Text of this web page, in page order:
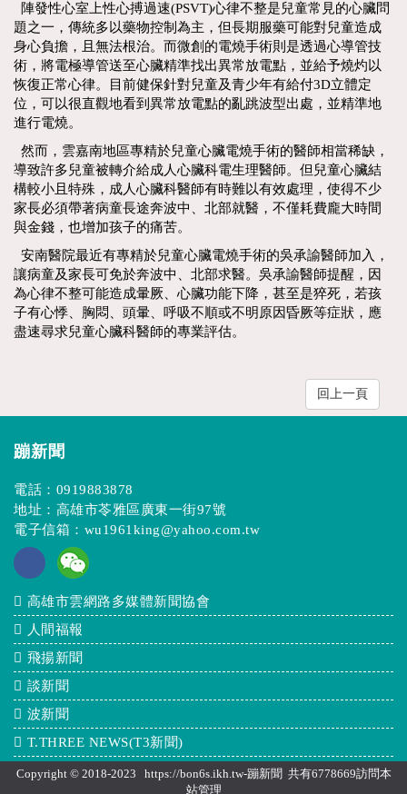
陣發性心室上性心搏過速(PSVT)心律不整是兒童常見的心臟問
題之一，傳統多以藥物控制為主，但長期服藥可能對兒童造成
身心負擔，且無法根治。而微創的電燒手術則是透過心導管技
術，將電極導管送至心臟精準找出異常放電點，並給予燒灼以
恢復正常心律。目前健保針對兒童及青少年有給付3D立體定
位，可以很直觀地看到異常放電點的亂跳波型出處，並精準地
進行電燒。
然而，雲嘉南地區專精於兒童心臟電燒手術的醫師相當稀缺，
導致許多兒童被轉介給成人心臟科電生理醫師。但兒童心臟結
構較小且特殊，成人心臟科醫師有時難以有效處理，使得不少
家長必須帶著病童長途奔波中、北部就醫，不僅耗費龐大時間
與金錢，也增加孩子的痛苦。
安南醫院最近有專精於兒童心臟電燒手術的吳承諭醫師加入，
讓病童及家長可免於奔波中、北部求醫。吳承諭醫師提醒，因
為心律不整可能造成暈厥、心臟功能下降，甚至是猝死，若孩
子有心悸、胸悶、頭暈、呼吸不順或不明原因昏厥等症狀，應
盡速尋求兒童心臟科醫師的專業評估。
回上一頁
蹦新聞
電話： 0919883878
地址：高雄市苓雅區廣東一街97號
電子信箱： wu1961king@yahoo.com.tw
高雄市雲網路多媒體新聞協會
人間福報
飛揚新聞
談新聞
波新聞
T.THREE NEWS(T3新聞)
Copyright © 2018-2023 https://bon6s.ikh.tw-蹦新聞 共有6778669訪問本
站管理